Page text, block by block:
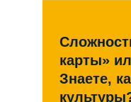
карты»
Знаете,